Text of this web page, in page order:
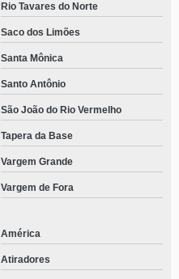
Rio Tavares do Norte
Saco dos Limões
Santa Mônica
Santo Antônio
São João do Rio Vermelho
Tapera da Base
Vargem Grande
Vargem de Fora
América
Atiradores